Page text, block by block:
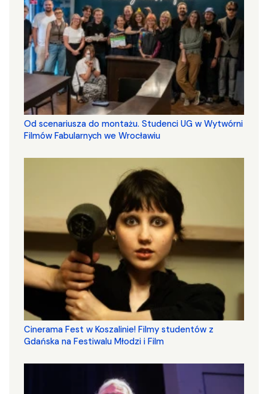
Od scenariusza do montażu. Studenci UG w Wytwórni
Filmów Fabularnych we Wrocławiu
Cinerama Fest w Koszalinie! Filmy studentów z
Gdańska na Festiwalu Młodzi i Film